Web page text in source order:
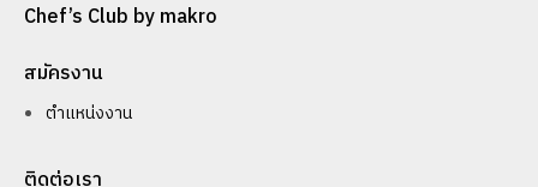
Chef’s Club by makro
สมัครงาน
ตำแหน่งงาน
ติดต่อเรา